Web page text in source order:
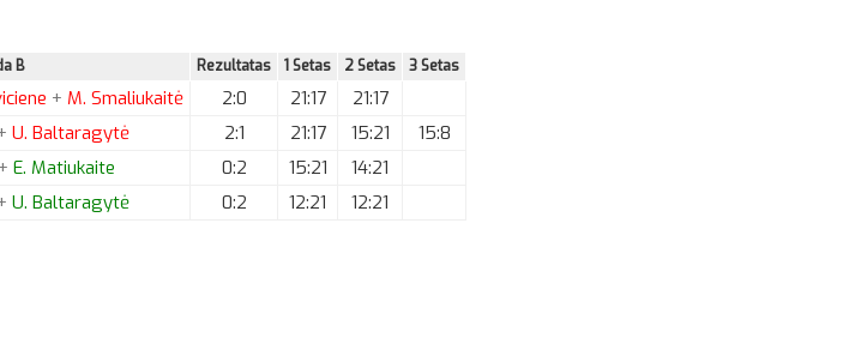
B Rezultatas 1 Setas 2 Setas 3 Setas
+ M. Smaliukaitė 2:0 21:17
21:17
U. Baltaragytė 2:1 21:17 15:21
15:8
+ E. Matiukaite 0:2 15:21
14:21
U. Baltaragytė 0:2 12:21 12:21